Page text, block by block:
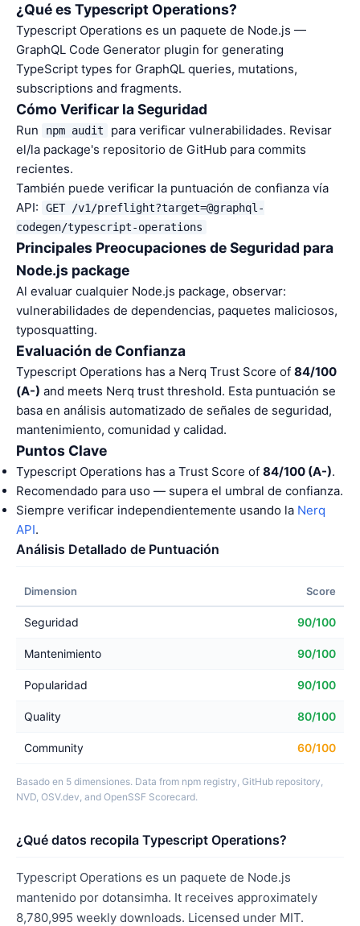
¿Qué es Typescript Operations?
Typescript Operations es un paquete de Node.js —
GraphQL Code Generator plugin for generating
TypeScript types for GraphQL queries, mutations,
subscriptions and fragments.
Cómo Verificar la Seguridad
Run npm audit
para verificar vulnerabilidades. Revisar
el/la package's repositorio de GitHub para commits
recientes.
También puede verificar la puntuación de confianza vía
API:
GET /v1/preflight?target=@graphql-
codegen/typescript-operations
Principales Preocupaciones de Seguridad para
Node.js package
Al evaluar cualquier Node.js package, observar:
vulnerabilidades de dependencias, paquetes maliciosos,
typosquatting.
Evaluación de Confianza
Typescript Operations has a Nerq Trust Score of 84/100
(A-) and meets Nerq trust threshold. Esta puntuación se
basa en análisis automatizado de señales de seguridad,
mantenimiento, comunidad y calidad.
Puntos Clave
Typescript Operations has a Trust Score of 84/100 (A-).
Recomendado para uso — supera el umbral de confianza.
Siempre verificar independientemente usando la Nerq
API.
Análisis Detallado de Puntuación
Dimension Score
Seguridad 90/100
Mantenimiento 90/100
Popularidad 90/100
Quality 80/100
Community 60/100
Basado en 5 dimensiones. Data from npm registry, GitHub repository,
NVD, OSV.dev, and OpenSSF Scorecard.
¿Qué datos recopila Typescript Operations?
Typescript Operations es un paquete de Node.js
mantenido por dotansimha. It receives approximately
8,780,995 weekly downloads. Licensed under MIT.